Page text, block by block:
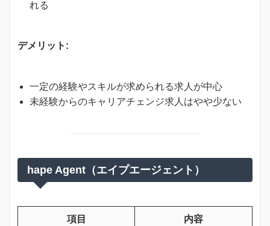
れる
デメリット:
一定の経験やスキルが求められる求人が中心
未経験からのキャリアチェンジ求人はやや少ない
hape Agent（エイプエージェント）
項目 内容